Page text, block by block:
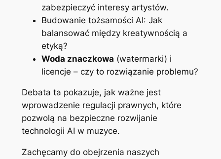
zabezpieczyć interesy artystów.
Budowanie tożsamości AI: Jak
balansować między kreatywnością a
etyką?
Woda znaczkowa (watermarki) i
licencje – czy to rozwiązanie problemu?
Debata ta pokazuje, jak ważne jest
wprowadzenie regulacji prawnych, które
pozwolą na bezpieczne rozwijanie
technologii AI w muzyce.
Zachęcamy do obejrzenia naszych